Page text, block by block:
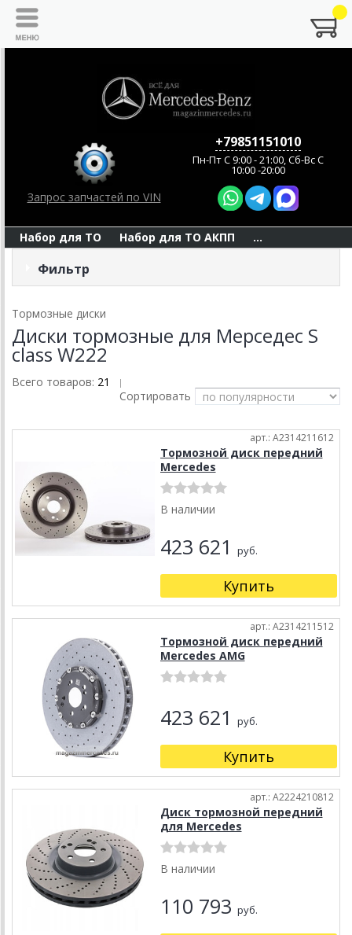
Запрос запчастей по VIN
+79851151010
Пн-Пт C 9:00 - 21:00, Сб-Вс С
10:00 -20:00
Набор для ТО Набор для ТО АКПП ...
Фильтр
Тормозные диски
Диски тормозные для Мерседес S
class W222
Всего товаров: 21 |
Сортировать
арт.: A2314211612
Тормозной диск передний
Mercedes
В наличии
423 621 руб.
Купить
арт.: A2314211512
Тормозной диск передний
Mercedes AMG
423 621 руб.
Купить
арт.: A2224210812
Диск тормозной передний
для Mercedes
В наличии
110 793 руб.